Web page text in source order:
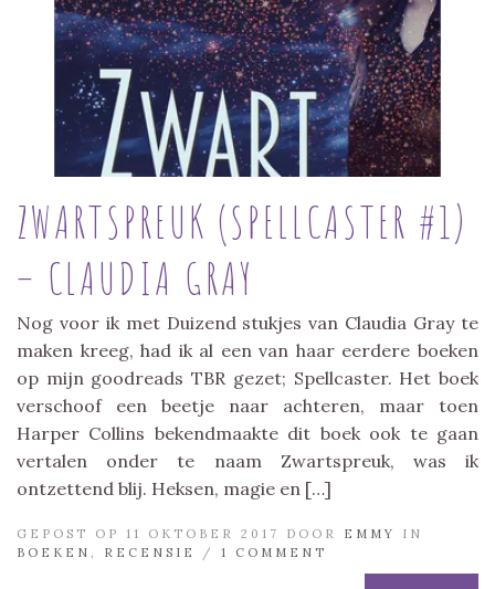
ZWARTSPREUK (SPELLCASTER #1)
– CLAUDIA GRAY
Nog voor ik met Duizend stukjes van Claudia Gray te
maken kreeg, had ik al een van haar eerdere boeken
op mijn goodreads TBR gezet; Spellcaster. Het boek
verschoof een beetje naar achteren, maar toen
Harper Collins bekendmaakte dit boek ook te gaan
vertalen onder te naam Zwartspreuk, was ik
ontzettend blij. Heksen, magie en […]
GEPOST OP 11 OKTOBER 2017 DOOR EMMY
IN
BOEKEN
RECENSIE / 1 COMMENT